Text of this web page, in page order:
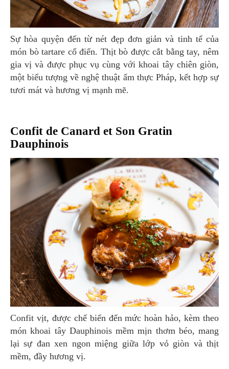
Sự hòa quyện đến từ nét đẹp đơn giản và tinh tế của
món bò tartare cổ điển. Thịt bò được cắt bằng tay, nêm
gia vị và được phục vụ cùng với khoai tây chiên giòn,
một biểu tượng về nghệ thuật ẩm thực Pháp, kết hợp sự
tươi mát và hương vị mạnh mẽ.
Confit de Canard et Son Gratin
Dauphinois
Confit vịt, được chế biến đến mức hoàn hảo, kèm theo
món khoai tây Dauphinois mềm mịn thơm béo, mang
lại sự đan xen ngon miệng giữa lớp vỏ giòn và thịt
mềm, đầy hương vị.